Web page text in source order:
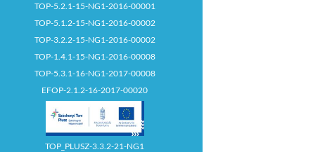
TOP-5.2.1-15-NG1-2016-00001
TOP-5.1.2-15-NG1-2016-00002
TOP-3.2.2-15-NG1-2016-00002
TOP-1.4.1-15-NG1-2016-00008
TOP-5.3.1-16-NG1-2017-00008
EFOP-2.1.2-16-2017-00020
TOP_PLUSZ-3.3.2-21-NG1